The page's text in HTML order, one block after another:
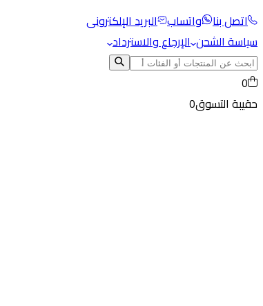
اتصل بنا واتساب البريد الإلكترونى
سياسة الشحن الإرجاع والاسترداد
0
حقيبة التسوق0